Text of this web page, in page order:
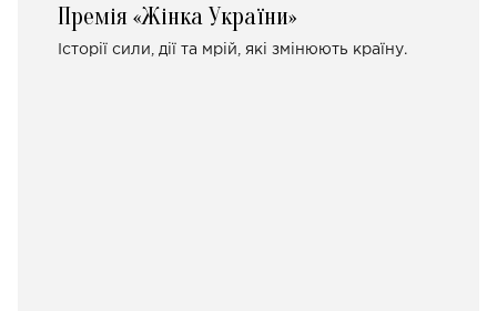
Премія «Жінка України»
Історії сили, дії та мрій, які змінюють країну.